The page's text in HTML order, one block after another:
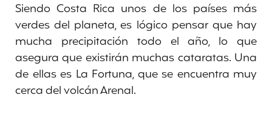
Siendo Costa Rica unos de los países más
verdes del planeta, es lógico pensar que hay
mucha precipitación todo el año, lo que
asegura que existirán muchas cataratas. Una
de ellas es La Fortuna, que se encuentra muy
cerca del volcán Arenal.